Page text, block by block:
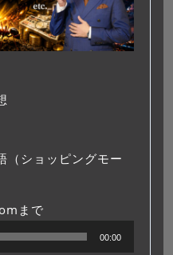
ショッピングモー
まで
00:00